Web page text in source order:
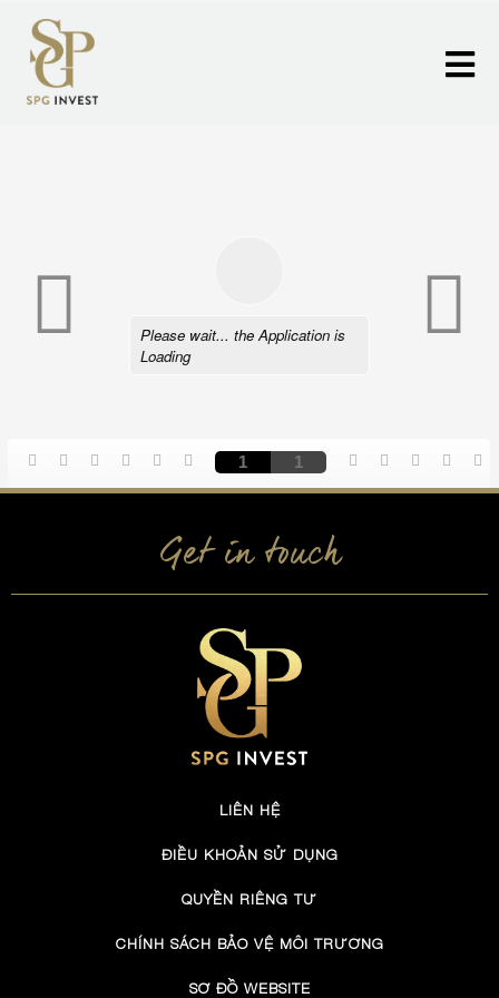
Get in touch
LIÊN HỆ
ĐIỀU KHOẢN SỬ DỤNG
QUYỀN RIÊNG TƯ
CHÍNH SÁCH BẢO VỆ MÔI TRƯỜNG
SƠ ĐỒ WEBSITE